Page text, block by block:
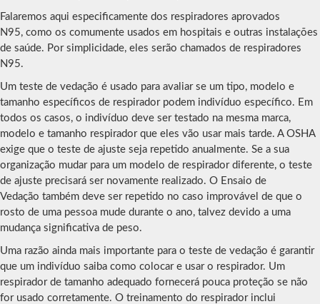
Falaremos aqui especificamente dos respiradores aprovados
N95, como os comumente usados ​​em hospitais e outras instalações
de saúde. Por simplicidade, eles serão chamados de respiradores
N95.
Um teste de vedação é usado para avaliar se um tipo, modelo e
tamanho específicos de respirador podem indivíduo específico. Em
todos os casos, o indivíduo deve ser testado na mesma marca,
modelo e tamanho respirador que eles vão usar mais tarde. A OSHA
exige que o teste de ajuste seja repetido anualmente. Se a sua
organização mudar para um modelo de respirador diferente, o teste
de ajuste precisará ser novamente realizado. O Ensaio de
Vedação também deve ser repetido no caso improvável de que o
rosto de uma pessoa mude durante o ano, talvez devido a uma
mudança significativa de peso.
Uma razão ainda mais importante para o teste de vedação é garantir
que um indivíduo saiba como colocar e usar o respirador. Um
respirador de tamanho adequado fornecerá pouca proteção se não
for usado corretamente. O treinamento do respirador inclui